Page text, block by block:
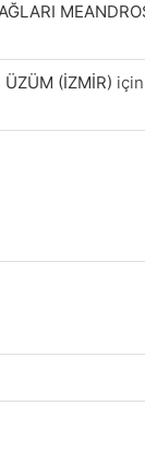
ÜZÜM (İZMİR) için